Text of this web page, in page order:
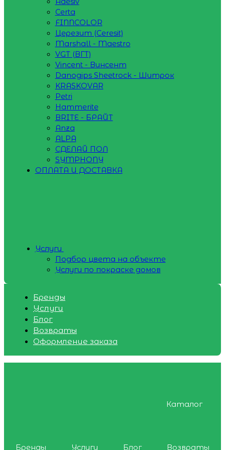
Certa
FINNCOLOR
Церезит (Ceresit)
Marshall - Maestro
VGT (ВГТ)
Vincent - Винсент
Danogips Sheetrock - Шитрок
KRASKOVAR
Petri
Hammerite
BRITE - БРАЙТ
Anza
ALPA
СДЕЛАЙ ПОЛ
SYMPHONY
ОПЛАТА И ДОСТАВКА
Услуги
Подбор цвета на объекте
Услуги по покраске домов
Бренды
Услуги
Блог
Возвраты
Оформление заказа
Каталог
Бренды Услуги Блог
Возвраты